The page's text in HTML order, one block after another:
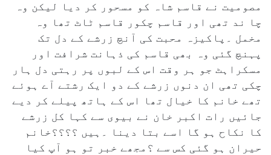
مصومیت نے قاسم شاہ کو مسحور کر دیا لیکن وہ
چا ند تھی اور قاسم چکور قاسم ٹاٹ تھا وہ
مخمل ۔پاکیزہ محبت کی آنچ زرشے کے دل تک
پہنچ گئی وہ بھی قاسم کی ذہانت شرافت اور
مسکراہٹ جو ہر وقت اس کے لبوں پر رہتی دل ہار
چکی تھی ان دنوں زرشے کے دو ایک رشتے آے ہوئے
تھے خانم کا خیال تھا اس کے ہاتھ پیلے کر دیے
جائیں رات اکبر خان نے بیوی سے کہا کل زرشے
کا نکاح ہو گا اسے بتا دینا ۔ہیں ؟؟؟؟خانم
حیران ہو گئی کس سے ؟مجھے خبر تو ہو آپ کیا